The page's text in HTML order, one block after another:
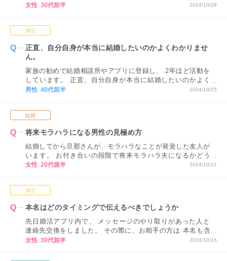
がご馳走してくださるか 多く出してくださっていたので、
と思うんです…。 割り勘を希望するということは、 恋愛対
いうことでしょうか。
女性 30代前半 2024/10/29
婚活
正直、自分自身が本当に結婚したいのかよくわかりませ
ん。
家族の勧めで結婚相談所やアプリに登録し、 2年ほど活動を
しています。 正直、自分自身が本当に結婚したいのかよく
わかりません。 このまま活動を続けても良いのでしょう
男性 40代前半 2024/10/25
結婚
将来モラハラになる男性の見極め方
結婚してから旦那さんが、モラハラなことが発覚した友人が
います。 お付き合いの段階で将来モラハラ夫になるかどう
かを見極める方法はないですか？
女性 20代後半 2024/10/21
婚活
本名はどのタイミングで伝えるべきでしょうか
先日婚活アプリ内で、 メッセージのやり取りがあった人と
連絡先交換をしました。 その際に、お相手の方は 本名も含
めお送りしてくださったのですが、 私はまだこの段階で本
女性 30代前半 2024/10/16